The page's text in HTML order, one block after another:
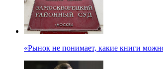
«Рынок не понимает, какие книги